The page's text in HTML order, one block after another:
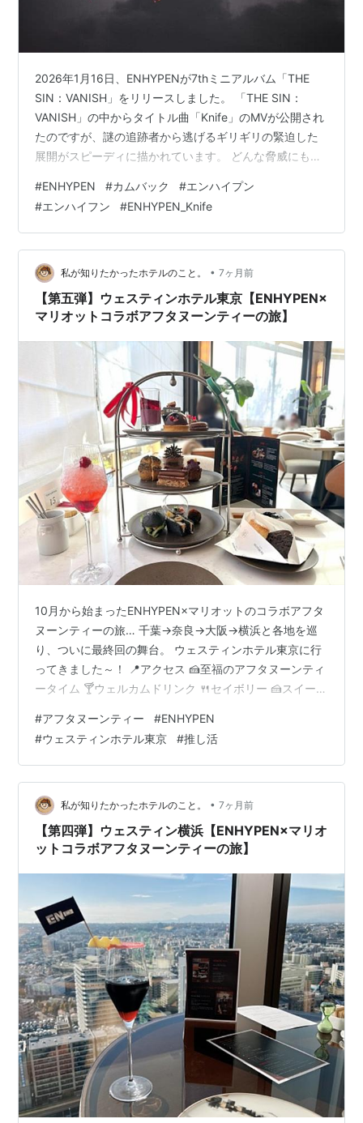
2026年1月16日、ENHYPENが7thミニアルバム「THE
SIN：VANISH」をリリースしました。 「THE SIN：
VANISH」の中からタイトル曲「Knife」のMVが公開され
たのですが、謎の追跡者から逃げるギリギリの緊迫した
展開がスピーディに描かれています。 どんな脅威にも屈
「Knife」のダンスも手で切れ味鋭いナイフを表していて
力強くカッコイイ。 刃物が重なりあう音とダンスがシン
クロしていて最高です。 いつもの事ながら「THE SIN：
VANISH」、「Knife」」関連の動画などをまとめておき
ます。 「Knife」MV ニュース…
#ENHYPEN #カムバック #エンハイプン
#エンハイフン #ENHYPEN_Knife
私が知りたかったホテルのこと。 • 7ヶ月前
【第五弾】ウェスティンホテル東京【ENHYPEN×
マリオットコラボアフタヌーンティーの旅】
10月から始まったENHYPEN×マリオットのコラボアフタ
ヌーンティーの旅… 千葉→奈良→大阪→横浜と各地を巡
り、ついに最終回の舞台。 ウェスティンホテル東京に行
ってきました～！ 📍アクセス 🍰至福のアフタヌーンティ
ータイム 🍸ウェルカムドリンク 🍴セイボリー 🍰スイーツ
スカイウォークで約7分 🚉東京メトロ日比谷線「恵比
寿」駅JR方面出口より恵比寿スカイウォークで約10分 こ
の恵比寿スカイウォークという歩く歩道（結構長い）を
抜けた先は… 恵比寿ガーデンプレイスです〜 これはドラ
マの花男で道明寺とつくしが待ち合わせしたオブジェ 高
さ5m、…
#アフタヌーンティー #ENHYPEN
#ウェスティンホテル東京 #推し活
私が知りたかったホテルのこと。 • 7ヶ月前
【第四弾】ウェスティン横浜【ENHYPEN×マリオ
ットコラボアフタヌーンティーの旅】